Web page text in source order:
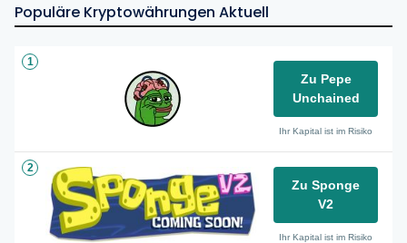
Populäre Kryptowährungen Aktuell
1
Zu Pepe
Unchained
Ihr Kapital ist im Risiko
2
Zu Sponge
V2
Ihr Kapital ist im Risiko